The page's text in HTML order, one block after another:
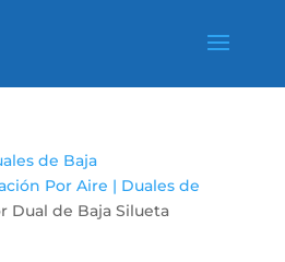
de Baja
Por Aire | Duales de
Dual de Baja Silueta